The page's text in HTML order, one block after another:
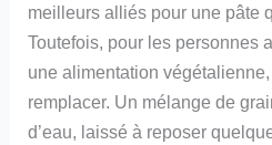
meilleurs alliés pour une pâte
Toutefois, pour les personnes
une alimentation
remplacer. Un mélange de
d’eau, laissé à reposer